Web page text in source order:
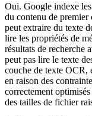
Oui. Google indexe
du contenu de premier
peut extraire du texte
lire les propriétés de
résultats de recherche
peut pas lire le texte
couche de texte OCR,
en raison des
correctement
des tailles de fichier